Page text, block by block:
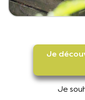
Je
Je